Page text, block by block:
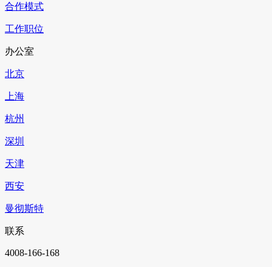
合作模式
工作职位
办公室
北京
上海
杭州
深圳
天津
西安
曼彻斯特
联系
4008-166-168